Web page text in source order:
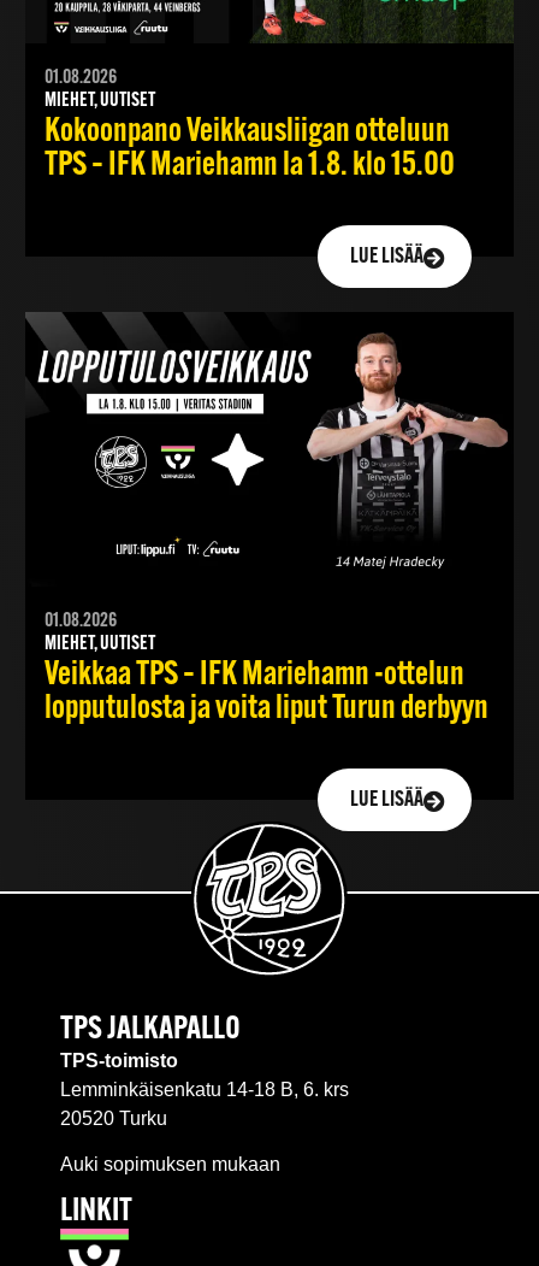
01.08.2026
MIEHET, UUTISET
Kokoonpano Veikkausliigan otteluun
TPS – IFK Mariehamn la 1.8. klo 15.00
LUE LISÄÄ
01.08.2026
MIEHET, UUTISET
Veikkaa TPS – IFK Mariehamn -ottelun
lopputulosta ja voita liput Turun derbyyn
LUE LISÄÄ
TPS JALKAPALLO
TPS-toimisto
Lemminkäisenkatu 14-18 B, 6. krs
20520 Turku
Auki sopimuksen mukaan
LINKIT